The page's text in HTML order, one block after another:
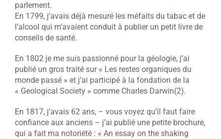
parlement.
En 1799, j’avais déjà mesuré les méfaits du tabac et de
l’alcool qui m’avaient conduit à publier un petit livre de
conseils de santé.
En 1802 je me suis passionné pour la géologie, j’ai
publié un gros traité sur « Les restes organiques du
monde passé » et j’ai participé à la fondation de la
« Geological Society » comme Charles Darwin(2).
En 1817, j’avais 62 ans, – vous voyez qu’il faut faire
confiance aux anciens – j’ai publié une petite brochure,
qui a fait ma notoriété : « An essay on the shaking